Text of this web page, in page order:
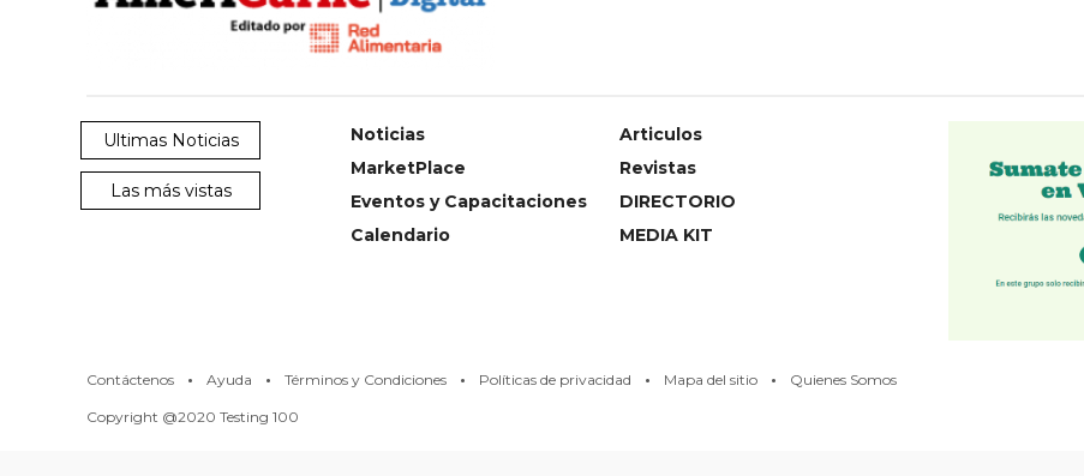
PRIVACIDAD
Ultimas Noticias
Las más vistas
Noticias
Articulos
MarketPlace
Revistas
Eventos y Capacitaciones
DIRECTORIO
Calendario
MEDIA KIT
Contáctenos · Ayuda · Términos y Condiciones · Políticas de privacidad · Mapa del sitio · Quienes Somos
Copyright @2020 Testing 100